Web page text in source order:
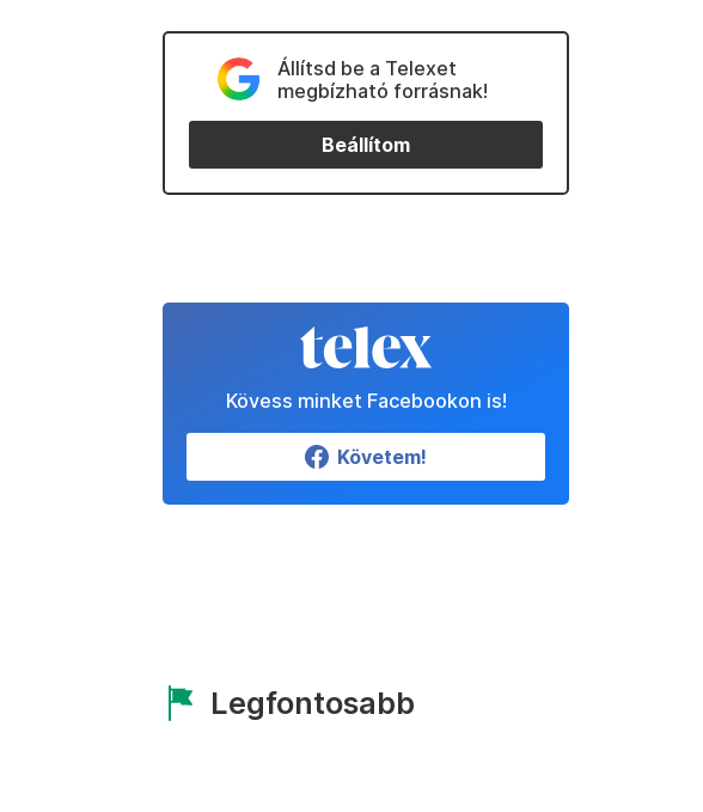
Állítsd be a Telexet
megbízható forrásnak!
Beállítom
Kövess minket Facebookon is!
Követem!
Legfontosabb